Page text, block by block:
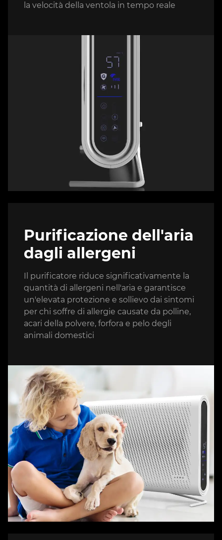
la velocità della ventola in tempo reale
Purificazione dell'aria
dagli allergeni
Il purificatore riduce significativamente la
quantità di allergeni nell'aria e garantisce
un'elevata protezione e sollievo dai sintomi
per chi soffre di allergie causate da polline,
acari della polvere, forfora e pelo degli
animali domestici